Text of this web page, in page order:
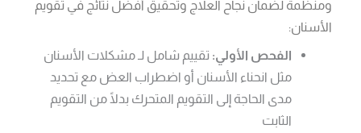
ومنظمة لضمان نجاح العلاج وتحقيق أفضل نتائج في تقويم
الأسنان:
الفحص الأولي: تقييم شامل لـ مشكلات الأسنان
مثل انحناء الأسنان أو اضطراب العض مع تحديد
مدى الحاجة إلى التقويم المتحرك بدلًا من التقويم
الثابت